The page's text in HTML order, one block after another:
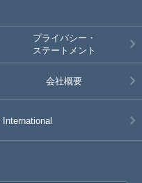
プライバシー・
ステートメント
会社概要
International